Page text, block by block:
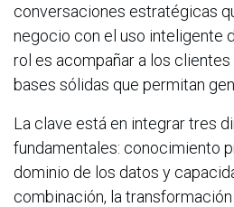
conversaciones estratégicas
negocio con el uso inteligente
rol es acompañar a los
bases sólidas que permitan
La clave está en integrar tres
fundamentales: conocimiento
dominio de los datos y
combinación, la